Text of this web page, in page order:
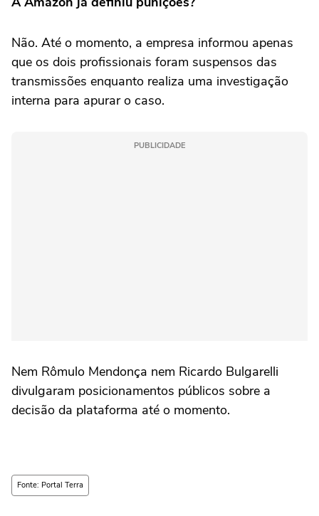
Não. Até o momento, a empresa informou apenas
que os dois profissionais foram suspensos das
transmissões enquanto realiza uma investigação
interna para apurar o caso.
PUBLICIDADE
Nem Rômulo Mendonça nem Ricardo Bulgarelli
divulgaram posicionamentos públicos sobre a
decisão da plataforma até o momento.
Fonte: Portal Terra